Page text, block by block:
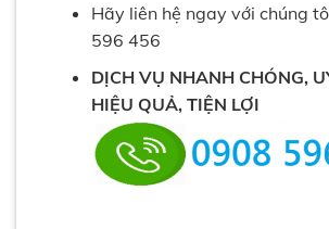
Hãy liên hệ ngay với chúng
596 456
DỊCH VỤ NHANH CHÓNG,
HIỆU QUẢ, TIỆN LỢI